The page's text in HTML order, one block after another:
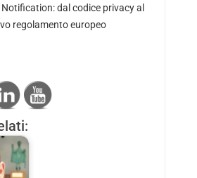
dal codice privacy al
regolamento europeo